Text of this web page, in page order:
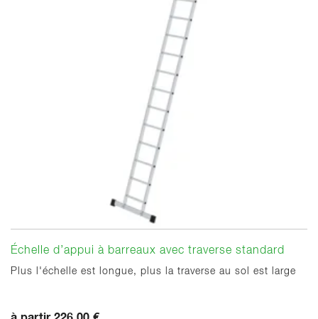
Échelle d’appui à barreaux avec traverse standard
Plus l'échelle est longue, plus la traverse au sol est large